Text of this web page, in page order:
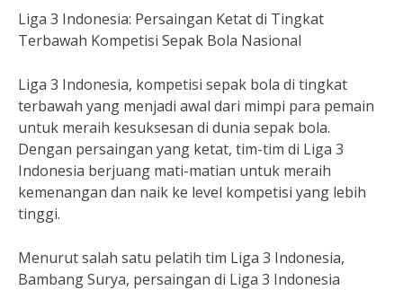
Liga 3 Indonesia: Persaingan Ketat di Tingkat
Terbawah Kompetisi Sepak Bola Nasional
Liga 3 Indonesia, kompetisi sepak bola di tingkat
terbawah yang menjadi awal dari mimpi para pemain
untuk meraih kesuksesan di dunia sepak bola.
Dengan persaingan yang ketat, tim-tim di Liga 3
Indonesia berjuang mati-matian untuk meraih
kemenangan dan naik ke level kompetisi yang lebih
tinggi.
Menurut salah satu pelatih tim Liga 3 Indonesia,
Bambang Surya, persaingan di Liga 3 Indonesia